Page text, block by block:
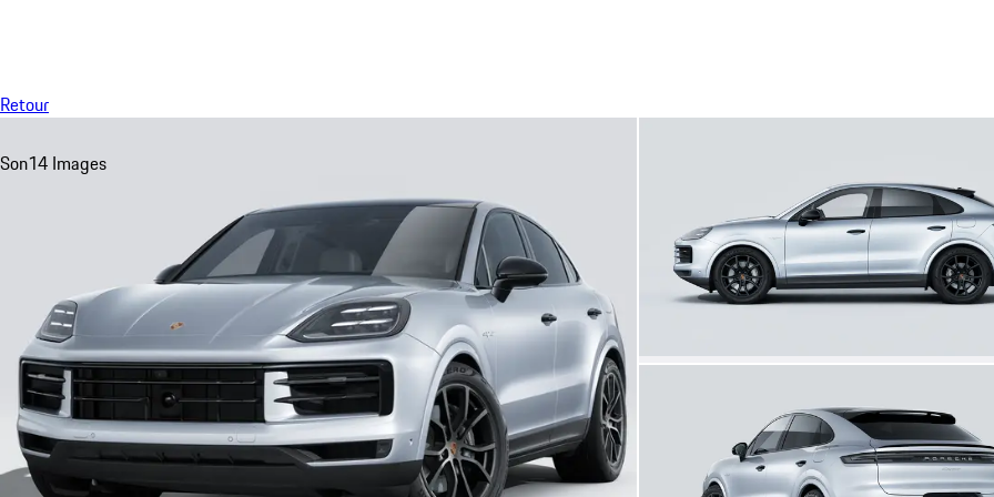
Retour
Son14 Images